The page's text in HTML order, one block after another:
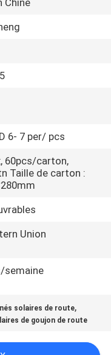
Chine
6- 7 per/ pcs
60pcs/carton,
Taille de carton :
Union
semaine
solaires de route,
de goujon de route